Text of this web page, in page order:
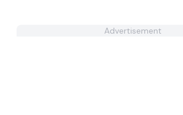
Advertisement